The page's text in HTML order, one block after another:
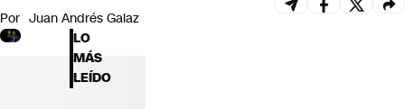
Por Juan Andrés Galaz
LO
MÁS
LEÍDO